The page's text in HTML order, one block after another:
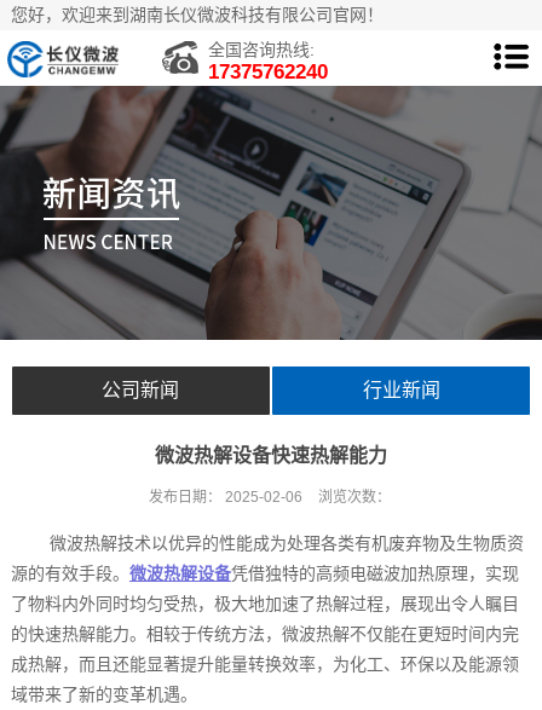
您好，欢迎来到湖南长仪微波科技有限公司官网！
全国咨询热线:
17375762240
公司新闻 行业新闻
微波热解设备快速热解能力
发布日期： 2025-02-06 浏览次数：
微波热解技术以优异的性能成为处理各类有机废弃物及生物质资
源的有效手段。 微波热解设备凭借独特的高频电磁波加热原理，实现
了物料内外同时均匀受热，极大地加速了热解过程，展现出令人瞩目
的快速热解能力。相较于传统方法，微波热解不仅能在更短时间内完
成热解，而且还能显著提升能量转换效率，为化工、环保以及能源领
域带来了新的变革机遇。